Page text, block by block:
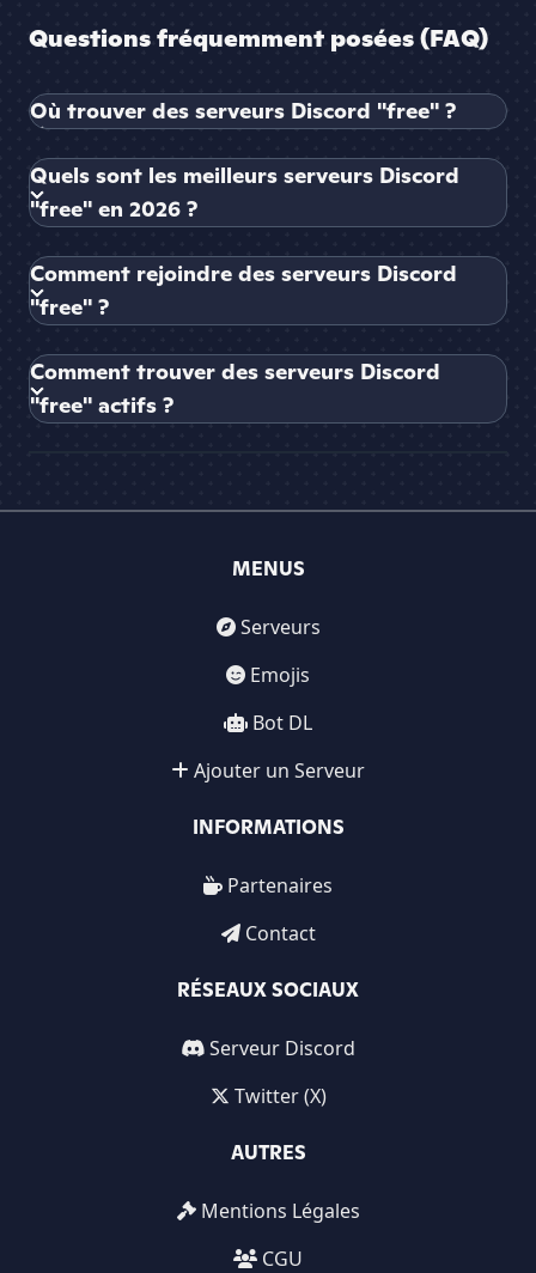
Questions fréquemment posées (FAQ)
Où trouver des serveurs Discord "free" ?
Quels sont les meilleurs serveurs Discord
"free" en 2026 ?
Comment rejoindre des serveurs Discord
"free" ?
Comment trouver des serveurs Discord
"free" actifs ?
MENUS
Serveurs
Emojis
Bot DL
Ajouter un Serveur
INFORMATIONS
Partenaires
Contact
RÉSEAUX SOCIAUX
Serveur Discord
Twitter (X)
AUTRES
Mentions Légales
CGU